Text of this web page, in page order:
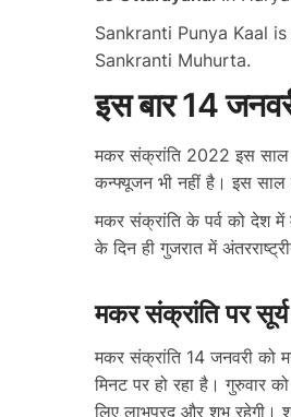
Sankranti Punya Kaal
Sankranti Muhurta.
इस बार 14
मकर संक्रांति 2022 इस साल
कन्फ्यूजन भी नहीं है। इस साल
मकर संक्रांति के पर्व को देश में
के दिन ही गुजरात में
मकर संक्रांति पर
मकर संक्रांति 14 जनवरी को
मिनट पर हो रहा है। गुरुवार
लिए लाभप्रद और शुभ रहेगी।